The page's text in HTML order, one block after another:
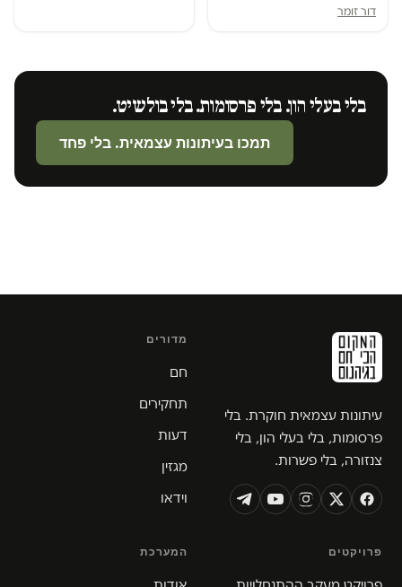
דור זומר
בלי בעלי הון. בלי פרסומות. בלי בולשיט.
תמכו בעיתונות עצמאית. בלי פחד
עיתונות עצמאית חוקרת. בלי
פרסומות, בלי בעלי הון, בלי
צנזורה, בלי פשרות.
מדורים
חם
תחקירים
דעות
מגזין
וידאו
פרויקטים המערכת